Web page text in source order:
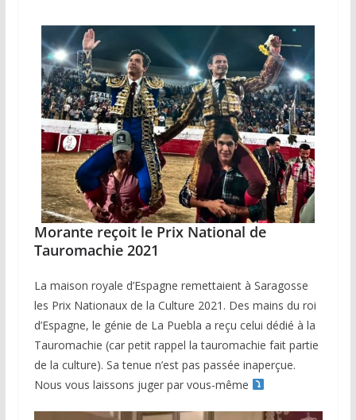
Morante reçoit le Prix National de
Tauromachie 2021
La maison royale d’Espagne remettaient à Saragosse
les Prix Nationaux de la Culture 2021. Des mains du roi
d’Espagne, le génie de La Puebla a reçu celui dédié à la
Tauromachie (car petit rappel la tauromachie fait partie
de la culture). Sa tenue n’est pas passée inaperçue.
Nous vous laissons juger par vous-même